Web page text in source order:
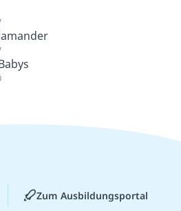
Zum Ausbildungsportal